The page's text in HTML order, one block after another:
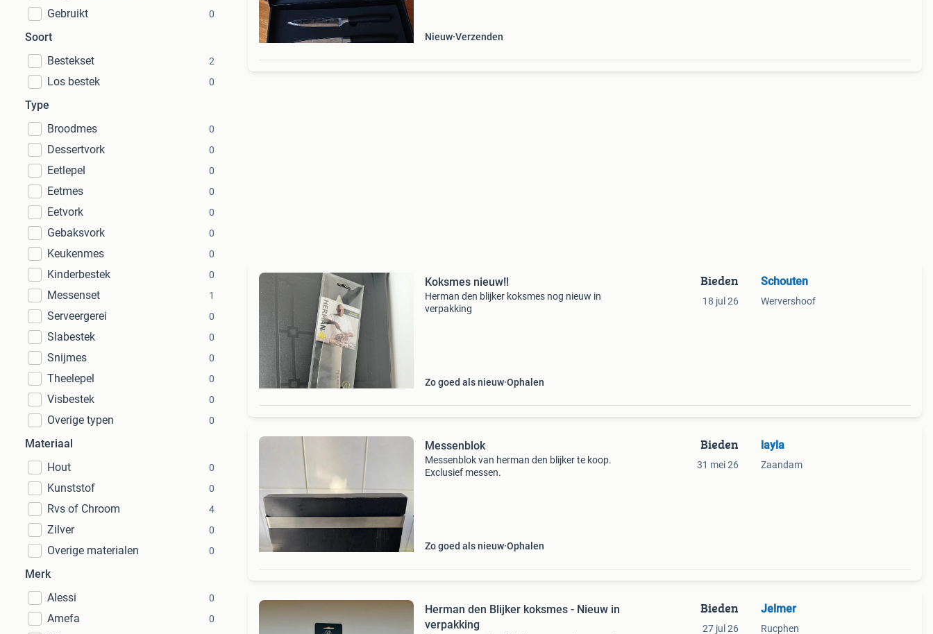
Gebruikt 0
Soort
Bestekset
2
Los bestek 0
Type
Broodmes
0
Dessertvork 0
Eetlepel 0
Eetmes 0
Eetvork 0
Gebaksvork 0
Keukenmes 0
Kinderbestek 0
Messenset 1
Serveergerei 0
Slabestek 0
Snijmes 0
Theelepel 0
Visbestek 0
Overige typen 0
Materiaal
Hout
0
Kunststof 0
Rvs of Chroom 4
Zilver 0
Overige materialen 0
Merk
Alessi
0
Amefa 0
Nieuw Verzenden
Koksmes nieuw!!
Herman den blijker koksmes nog nieuw in
verpakking
Zo goed als nieuw Ophalen
Bieden
18 jul 26
Schouten
Wervershoof
Messenblok
Messenblok van herman den blijker te koop.
Exclusief messen.
Zo goed als nieuw Ophalen
Bieden
31 mei 26
layla
Zaandam
Herman den Blijker koksmes - Nieuw in
verpakking
Bieden
27 jul 26
Jelmer
Rucphen